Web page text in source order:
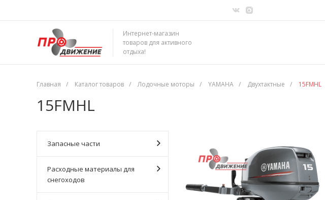
Интернет-магазин
товаров для активного
отдыха!
Главная / Каталог товаров / Лодочные моторы / YAMAHA / Двухтактные / 15FMHL
15FMHL
Запасные части
Расходные материалы для
снегоходов